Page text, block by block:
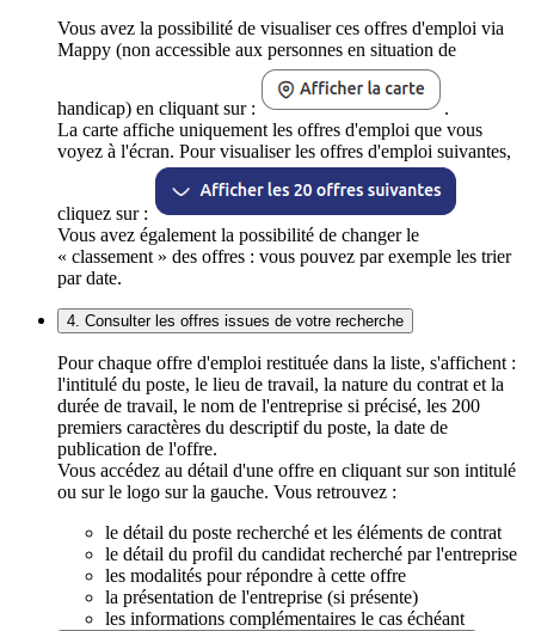
Vous avez la possibilité de visualiser ces offres d'emploi via
Mappy (non accessible aux personnes en situation de
handicap) en cliquant sur :
.
La carte affiche uniquement les offres d'emploi que vous
voyez à l'écran. Pour visualiser les offres d'emploi suivantes,
cliquez sur :
Vous avez également la possibilité de changer le
« classement » des offres : vous pouvez par exemple les trier
par date.
4. Consulter les offres issues de votre recherche
Pour chaque offre d'emploi restituée dans la liste, s'affichent :
l'intitulé du poste, le lieu de travail, la nature du contrat et la
durée de travail, le nom de l'entreprise si précisé, les 200
premiers caractères du descriptif du poste, la date de
publication de l'offre.
Vous accédez au détail d'une offre en cliquant sur son intitulé
ou sur le logo sur la gauche. Vous retrouvez :
le détail du poste recherché et les éléments de contrat
le détail du profil du candidat recherché par l'entreprise
les modalités pour répondre à cette offre
la présentation de l'entreprise (si présente)
les informations complémentaires le cas échéant